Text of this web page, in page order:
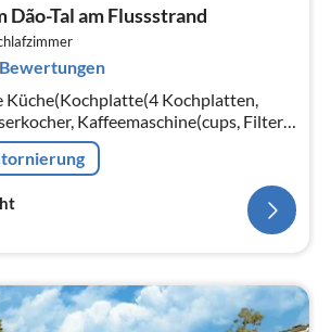
Dão-Tal am Flussstrand
Küche(Kochplatte(4 Kochplatten,
Kaffeemaschine(cups, Filter),
Spülmaschine,